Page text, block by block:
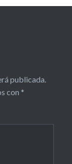
publicada.
con *